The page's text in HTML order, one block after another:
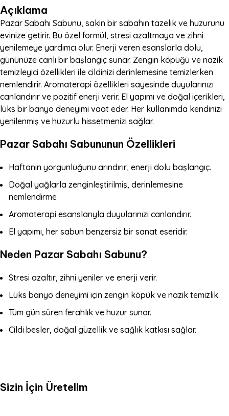
Açıklama
Pazar Sabahı Sabunu, sakin bir sabahın tazelik ve huzurunu
evinize getirir. Bu özel formül, stresi azaltmaya ve zihni
yenilemeye yardımcı olur. Enerji veren esanslarla dolu,
gününüze canlı bir başlangıç sunar. Zengin köpüğü ve nazik
temizleyici özellikleri ile cildinizi derinlemesine temizlerken
nemlendirir. Aromaterapi özellikleri sayesinde duyularınızı
canlandırır ve pozitif enerji verir. El yapımı ve doğal içerikleri,
lüks bir banyo deneyimi vaat eder. Her kullanımda kendinizi
yenilenmiş ve huzurlu hissetmenizi sağlar.
Pazar Sabahı Sabununun Özellikleri
Haftanın yorgunluğunu arındırır, enerji dolu başlangıç.
Doğal yağlarla zenginleştirilmiş, derinlemesine
nemlendirme
Aromaterapi esanslarıyla duyularınızı canlandırır.
El yapımı, her sabun benzersiz bir sanat eseridir.
Neden Pazar Sabahı Sabunu?
Stresi azaltır, zihni yeniler ve enerji verir.
Lüks banyo deneyimi için zengin köpük ve nazik temizlik.
Tüm gün süren ferahlık ve huzur sunar.
Cildi besler, doğal güzellik ve sağlık katkısı sağlar.
Sizin İçin Üretelim